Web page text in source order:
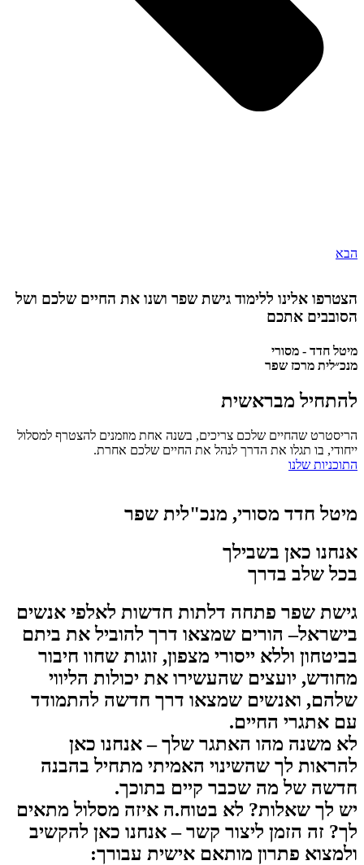
הבא
הצטרפו אלינו ללימוד גישת שפר ושנו את החיים שלכם ושל
הסובבים אתכם
מיטל חדד - מסורי
מנכ״לית מרכז שפר
להתחיל מבראשית
הריסטרט שהחיים שלכם צריכים, בשנה אחת מוזמנים להצטרף למסלול
ייחודי, בו תגלו את הדרך לנהל את החיים שלכם אחרת.
התוכניות שלנו
מיטל חדד מסורי, מנכ"לית שפר
אנחנו כאן בשבילך
בכל שלב בדרך
גישת שפר פתחה דלתות חדשות לאלפי אנשים
בישראל– הורים שמצאו דרך להוביל את ביתם
בביטחון וללא ייסורי מצפון, זוגות שחוו חיבור
מחודש, יועצים שהעשירו את יכולות הליווי
שלהם, ואנשים שמצאו דרך חדשה להתמודד
עם אתגרי החיים.
לא משנה מהו האתגר שלך – אנחנו כאן
להראות לך שהשינוי האמיתי מתחיל בהבנה
חדשה של מה שכבר קיים בתוכך.
יש לך שאלות? לא בטוח.ה איזה מסלול מתאים
לך? זה הזמן ליצור קשר – אנחנו כאן להקשיב
ולמצוא פתרון מותאם אישית עבורך: